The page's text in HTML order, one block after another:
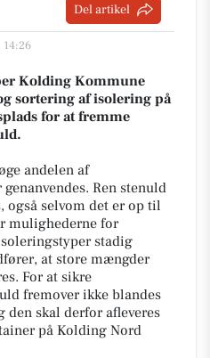
Del artikel
14:26
Kolding Kommune
sortering af isolering på
for at fremme
andelen af
Ren stenuld
også selvom det er op til
mulighederne for
stadig
at store mængder
For at sikre
fremover ikke blandes
den skal derfor afleveres
på Kolding Nord